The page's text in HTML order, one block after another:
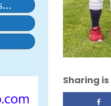
Sharing